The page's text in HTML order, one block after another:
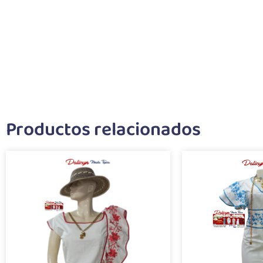
Productos relacionados